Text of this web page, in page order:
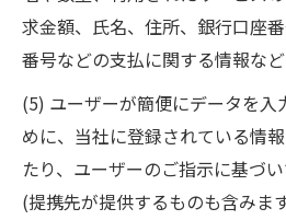
求金額、氏名、住所、銀行口座
番号などの支払に関する情報な
(5) ユーザーが簡便にデータを入
めに、当社に登録されている情
たり、ユーザーのご指示に基づ
(提携先が提供するものも含みま